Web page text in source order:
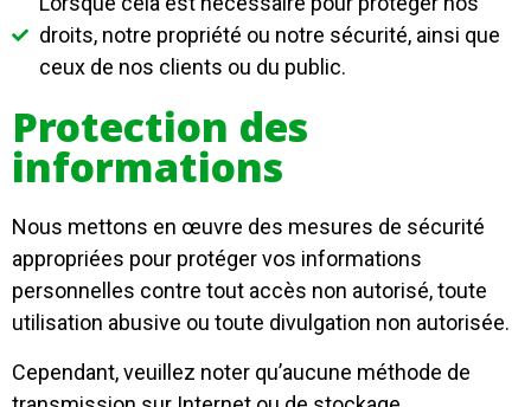
droits, notre propriété ou notre sécurité, ainsi que
ceux de nos clients ou du public.
Protection des
informations
Nous mettons en œuvre des mesures de sécurité
appropriées pour protéger vos informations
personnelles contre tout accès non autorisé, toute
utilisation abusive ou toute divulgation non autorisée.
Cependant, veuillez noter qu’aucune méthode de